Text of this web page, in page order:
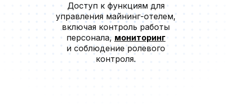
Доступ к функциям для
управления майнинг-отелем,
включая контроль работы
персонала, мониторинг
и соблюдение ролевого
контроля.